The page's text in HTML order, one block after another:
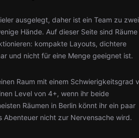
ausgelegt, daher ist ein Team zu
Hände. Auf dieser Seite sind Räume
kompakte Layouts, dichtere
und nicht für eine Menge geeignet ist.
Raum mit einem Schwierigkeitsgrad
Level von 4+, wenn ihr beide
Räumen in Berlin könnt ihr ein paar
Abenteuer nicht zur Nervensache wird.